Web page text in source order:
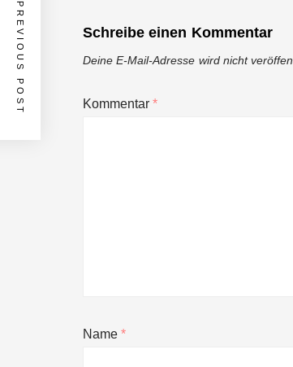
PREVIOUS POST Schreibe einen Kommentar
Deine E-Mail-Adresse wird nicht
Kommentar*
Name*